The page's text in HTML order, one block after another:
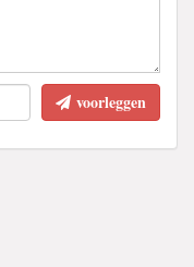
voorleggen